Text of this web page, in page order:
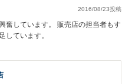
2016/08/23投稿
奮しています。 販売店の担当者もす
しています。